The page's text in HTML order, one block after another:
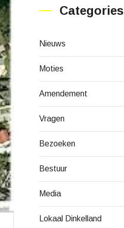
Categories
Nieuws
Moties
Amendement
Vragen
Bezoeken
Bestuur
Media
Lokaal Dinkelland